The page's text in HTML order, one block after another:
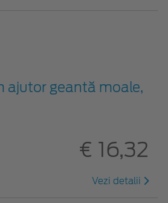
ajutor geantă moale,
€ 16,32
Vezi detalii